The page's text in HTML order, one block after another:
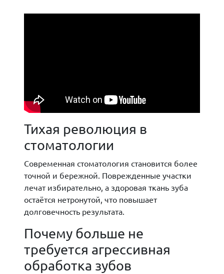
Тихая революция в
стоматологии
Современная стоматология становится более
точной и бережной. Поврежденные участки
лечат избирательно, а здоровая ткань зуба
остаётся нетронутой, что повышает
долговечность результата.
Почему больше не
требуется агрессивная
обработка зубов